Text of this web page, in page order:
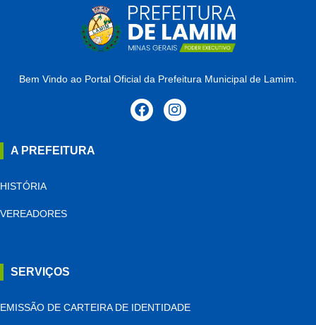
Bem Vindo ao Portal Oficial da Prefeitura Municipal de Lamim.
A PREFEITURA
HISTÓRIA
VEREADORES
SERVIÇOS
EMISSÃO DE CARTEIRA DE IDENTIDADE